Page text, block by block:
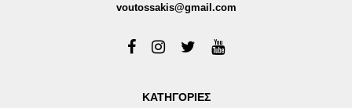
voutossakis@gmail.com
ΚΑΤΗΓΟΡΙΕΣ